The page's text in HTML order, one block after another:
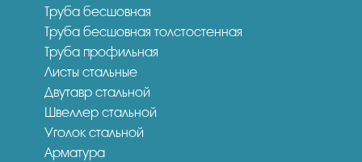
Труба бесшовная
Труба бесшовная толстостенная
Труба профильная
Листы стальные
Двутавр стальной
Швеллер стальной
Уголок стальной
Арматура